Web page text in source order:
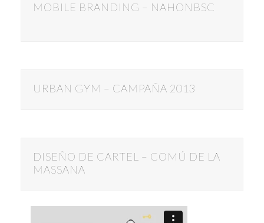
MOBILE BRANDING – NAHONBSC
URBAN GYM – CAMPAÑA 2013
DISEÑO DE CARTEL – COMÚ DE LA
MASSANA